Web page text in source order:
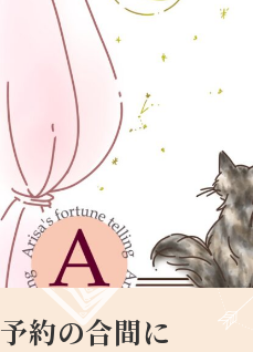
予約の合間に